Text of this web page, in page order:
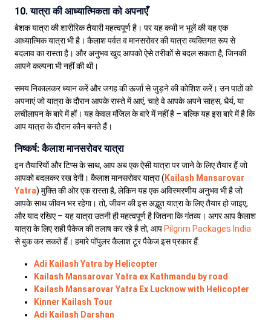
10. यात्रा की आध्यात्मिकता को अपनाएँ
बेशक यात्रा की शारीरिक तैयारी महत्वपूर्ण है। पर यह कभी न भूलें की यह एक
आध्यात्मिक यात्रा भी है। कैलाश पर्वत व मानसरोवर की यात्रा व्यक्तिगत रूप से
बदलाव का रास्ता है। और अनुभव खुद आपको ऐसे तरीकों से बदल सकता है, जिनकी
आपने कल्पना भी नहीं की थी।
समय निकालकर ध्यान करें और जगह की ऊर्जा से जुड़ने की कोशिश करें। उन पाठों को
अपनाएं जो यात्रा के दौरान आपके रास्ते में आएं, चाहे वे आपके अपने साहस, धैर्य, या
लचीलापन के बारे में हों। यह केवल मंजिल के बारे में नहीं है – बल्कि यह इस बारे में है कि
आप यात्रा के दौरान कौन बनते हैं।
निष्कर्ष: कैलाश मानसरोवर यात्रा
इन तैयारियों और टिप्स के साथ, आप अब एक ऐसी यात्रा पर जाने के लिए तैयार हैं जो
आपको बदलकर रख देगी। कैलाश मानसरोवर यात्रा ( Kailash Mansarovar
Yatra) मुक्ति की ओर एक रास्ता है, लेकिन यह एक अविस्मरणीय अनुभव भी है जो
आपके साथ जीवन भर रहेगा। तो, जीवन की इस अद्भुत यात्रा के लिए तैयार हो जाइए,
और याद रखिए – यह यात्रा उतनी ही महत्वपूर्ण है जितना कि गंतव्य। अगर आप कैलाश
यात्रा के लिए सही पैकेज की तलाष कर रहे है तो, आप Pilgrim Packages India
से बुक कर सकते हैं। हमारे पॉपुलर कैलाश टूर पैकेज इस प्रकार हैं:
Adi Kailash Yatra by Helicopter
Kailash Mansarovar Yatra ex Kathmandu by road
Kailash Mansarovar Yatra Ex Lucknow with Helicopter
Kinner Kailash Tour
Adi Kailash Darshan